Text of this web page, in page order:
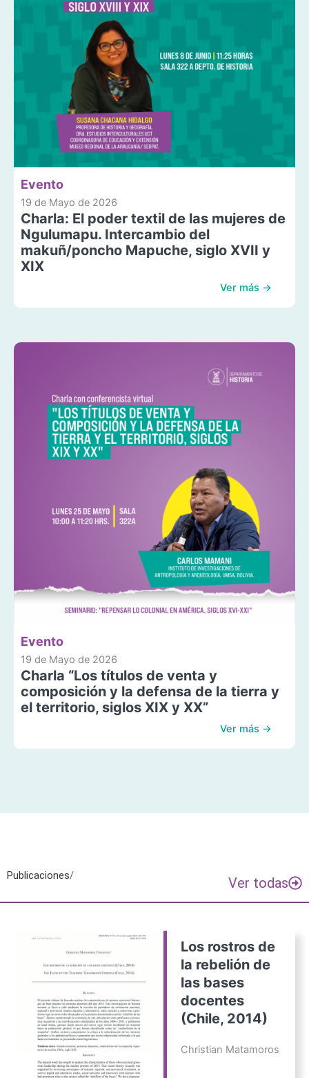
Evento
19 de Mayo de 2026
Charla: El poder textil de las mujeres de
Ngulumapu. Intercambio del
makuñ/poncho Mapuche, siglo XVII y
XIX
Ver más →
Evento
19 de Mayo de 2026
Charla “Los títulos de venta y
composición y la defensa de la tierra y
el territorio, siglos XIX y XX”
Ver más →
Publicaciones/ Ver todas
Los rostros de
la rebelión de
las bases
docentes
(Chile, 2014)
Christian Matamoros